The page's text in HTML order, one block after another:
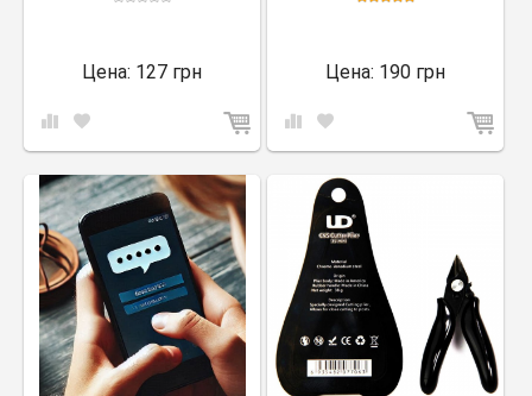
Цена: 127 грн Цена: 190 грн